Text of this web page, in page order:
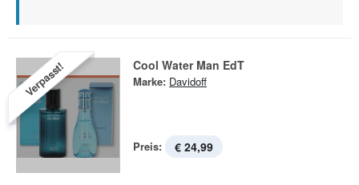
Verpasst! Cool Water Man EdT
Marke: Davidoff
Preis: € 24,99